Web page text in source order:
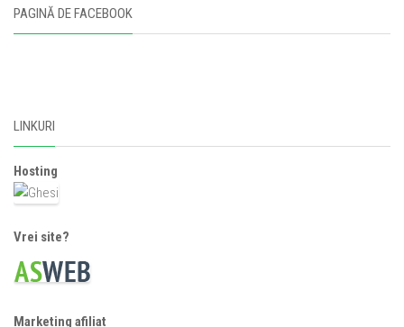
PAGINĂ DE FACEBOOK
LINKURI
Hosting
Vrei site?
Marketing afiliat